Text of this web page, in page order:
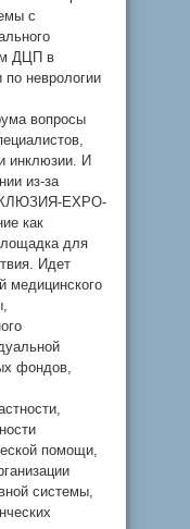
с
ДЦП в
по неврологии
вопросы
инклюзии. И
из-за
EXPO-
как
для
Идет
медицинского
фондов,
помощи,
системы,